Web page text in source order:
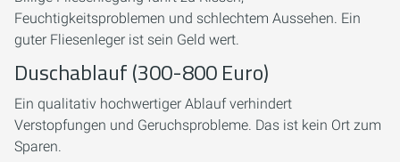
Feuchtigkeitsproblemen und schlechtem Aussehen. Ein
guter Fliesenleger ist sein Geld wert.
Duschablauf (300-800 Euro)
Ein qualitativ hochwertiger Ablauf verhindert
Verstopfungen und Geruchsprobleme. Das ist kein Ort zum
Sparen.